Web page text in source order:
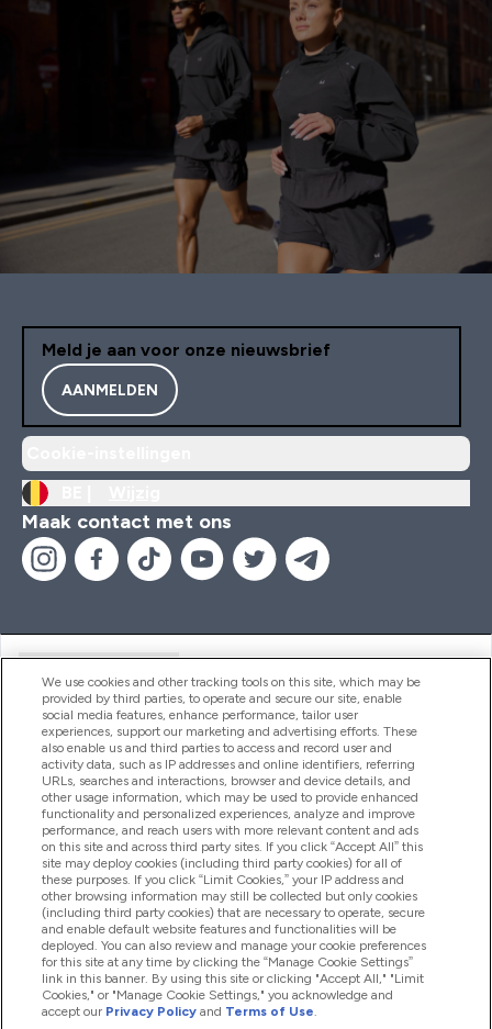
Meld je aan voor onze nieuwsbrief
AANMELDEN
Maak contact met ons
Producten
Company Information
Loyalty & Rewards
2026 The Hut.com Ltd
We use cookies and other tracking tools on this site, which may be
provided by third parties, to operate and secure our site, enable
social media features, enhance performance, tailor user
experiences, support our marketing and advertising efforts. These
also enable us and third parties to access and record user and
activity data, such as IP addresses and online identifiers, referring
URLs, searches and interactions, browser and device details, and
other usage information, which may be used to provide enhanced
functionality and personalized experiences, analyze and improve
performance, and reach users with more relevant content and ads
on this site and across third party sites. If you click “Accept All” this
site may deploy cookies (including third party cookies) for all of
these purposes. If you click “Limit Cookies,” your IP address and
other browsing information may still be collected but only cookies
(including third party cookies) that are necessary to operate, secure
and enable default website features and functionalities will be
deployed. You can also review and manage your cookie preferences
for this site at any time by clicking the “Manage Cookie Settings”
link in this banner. By using this site or clicking "Accept All," "Limit
Cookies," or "Manage Cookie Settings," you acknowledge and
accept our Privacy Policy and Terms of Use.